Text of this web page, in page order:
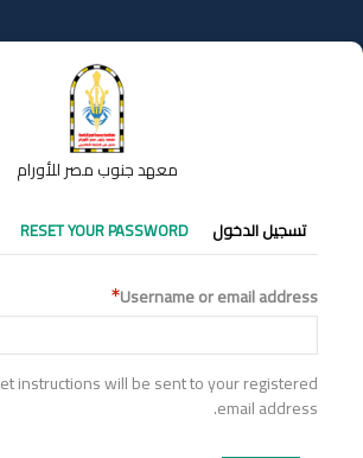
إلى
المحتوى
معهد جنوب مصر للأورام
التبويبات
الأساسية
تسجيل الدخول RESET YOUR PASSWORD
Username or email address
instructions will be sent to your registered
email address.